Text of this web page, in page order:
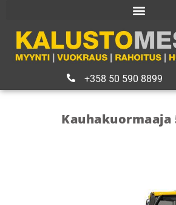
+358 50 590 8899
Kauhakuormaaja